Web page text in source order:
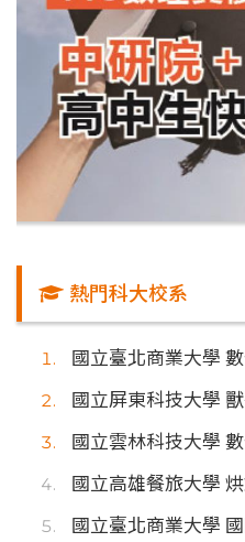
熱門科大校系
國立臺北商業大學
國立屏東科技大學
國立雲林科技大學
國立高雄餐旅大學
國立臺北商業大學